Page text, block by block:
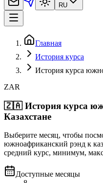
RU
Главная
История курса
История курса
ZAR
🇿🇦 История курса
Казахстане
Выберите месяц, чтобы
южноафриканский рэнд к
средний курс, минимум,
Доступные месяцы